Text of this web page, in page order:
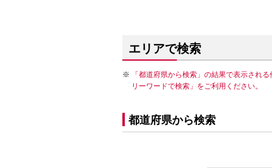
エリアで検索
「都道府県から検索」の結果で表示され
リーワードで検索」をご利用ください。
都道府県から検索